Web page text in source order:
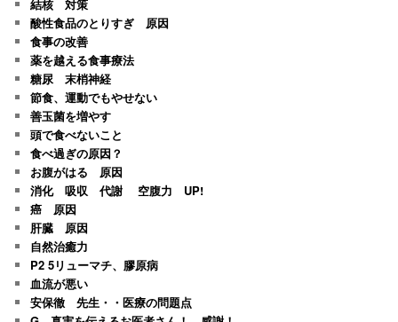
結核 対策
酸性食品のとりすぎ 原因
食事の改善
薬を越える食事療法
糖尿 末梢神経
節食、運動でもやせない
善玉菌を増やす
頭で食べないこと
食べ過ぎの原因？
お腹がはる 原因
消化 吸収 代謝 空腹力 UP!
癌 原因
肝臓 原因
自然治癒力
P2 5リューマチ、膠原病
血流が悪い
安保徹 先生・・医療の問題点